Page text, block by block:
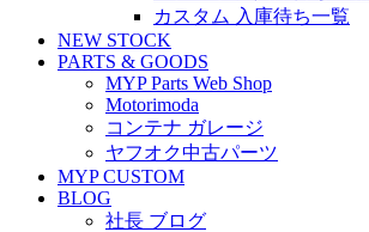
カスタム 入庫待ち一覧
NEW STOCK
PARTS & GOODS
MYP Parts Web Shop
Motorimoda
コンテナ ガレージ
ヤフオク中古パーツ
MYP CUSTOM
BLOG
社長 ブログ